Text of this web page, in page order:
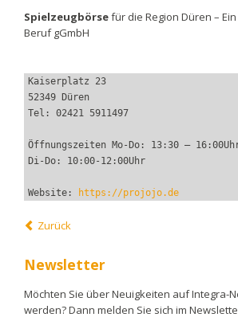
Spielzeugbörsefür die Region Düren –
Beruf gGmbH
Kaiserplatz 23
52349 Düren
Tel: 02421 5911497
Öffnungszeiten Mo-Do: 13:30 –
Di-Do: 10:00-12:00Uhr
Website: https://projojo.de
Zurück
Newsletter
Möchten Sie über Neuigkeiten auf Integra-
werden? Dann melden Sie sich im